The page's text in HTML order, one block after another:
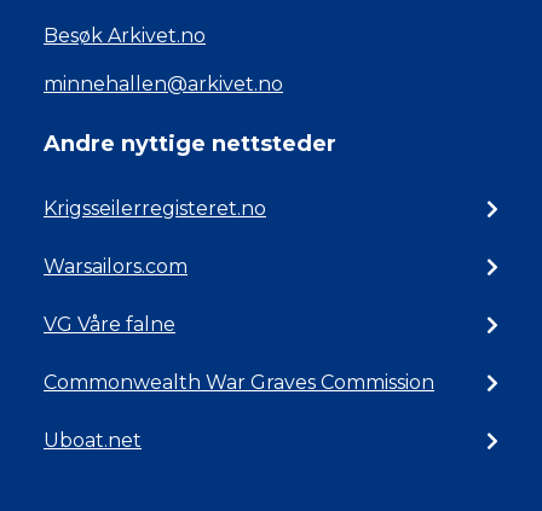
Besøk Arkivet.no
minnehallen@arkivet.no
Andre nyttige nettsteder
Krigsseilerregisteret.no
Warsailors.com
VG Våre falne
Commonwealth War Graves Commission
Uboat.net